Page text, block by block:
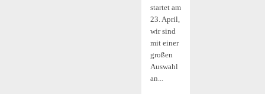
startet am
23. April,
wir sind
mit einer
großen
Auswahl
an...